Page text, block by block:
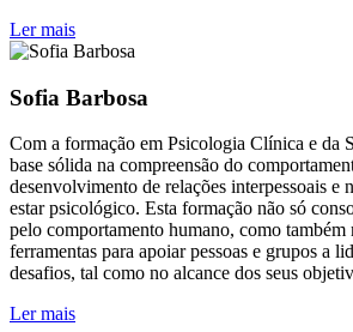
Ler mais
Sofia Barbosa
Com a formação em Psicologia Clínica e da
base sólida na compreensão do
desenvolvimento de relações interpessoais e
estar psicológico. Esta formação não só
pelo comportamento humano, como também
ferramentas para apoiar pessoas e grupos a
desafios, tal como no alcance dos seus
Ler mais